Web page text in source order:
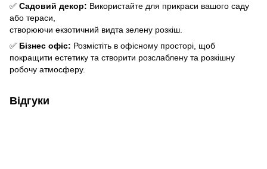
✅ Садовий декор: Використайте для прикраси вашого саду
або тераси,
створюючи екзотичний видта зелену розкіш.
✅ Бізнес офіс: Розмістіть в офісному просторі, щоб
покращити естетику та створити розслаблену та розкішну
робочу атмосферу.
Відгуки